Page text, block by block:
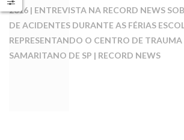
2016 | ENTREVISTA NA RECORD NEWS
DE ACIDENTES DURANTE AS FÉRIAS
REPRESENTANDO O CENTRO DE
SAMARITANO DE SP | RECORD NEWS